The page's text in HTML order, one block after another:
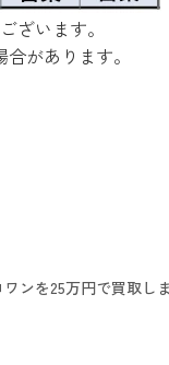
ざいます。
があります。
ンを25万円で買取し